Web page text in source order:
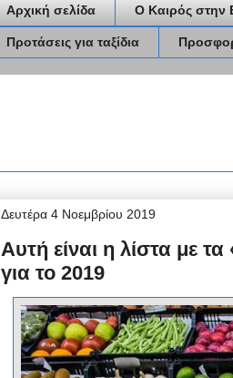
Αρχική σελίδα Ο Καιρός στην
Προτάσεις για ταξίδια
Δευτέρα 4 Νοεμβρίου 2019
Αυτή είναι η λίστα με
για το 2019